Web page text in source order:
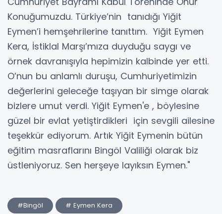
Konuğumuzdu. Türkiye’nin tanıdığı Yiğit
Eymen’i hemşehrilerine tanıttım. Yiğit Eymen
Kera, İstiklal Marşı’mıza duyduğu saygı ve
örnek davranışıyla hepimizin kalbinde yer etti.
O’nun bu anlamlı duruşu, Cumhuriyetimizin
değerlerini geleceğe taşıyan bir simge olarak
bizlere umut verdi. Yiğit Eymen'e , böylesine
güzel bir evlat yetiştirdikleri için sevgili ailesine
teşekkür ediyorum. Artık Yiğit Eymenin bütün
eğitim masraflarını Bingöl Valiliği olarak biz
üstleniyoruz. Sen herşeye layıksın Eymen."
#Bingöl # Eymen Kera